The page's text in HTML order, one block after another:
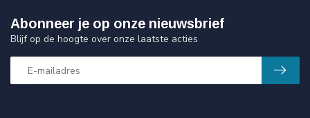
Abonneer je op onze nieuwsbrief
Blijf op de hoogte over onze laatste acties